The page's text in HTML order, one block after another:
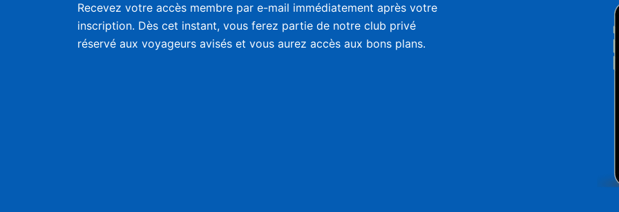
Recevez votre accès membre par e-mail immédiatement après votre
inscription. Dès cet instant, vous ferez partie de notre club privé
réservé aux voyageurs avisés et vous aurez accès aux bons plans.